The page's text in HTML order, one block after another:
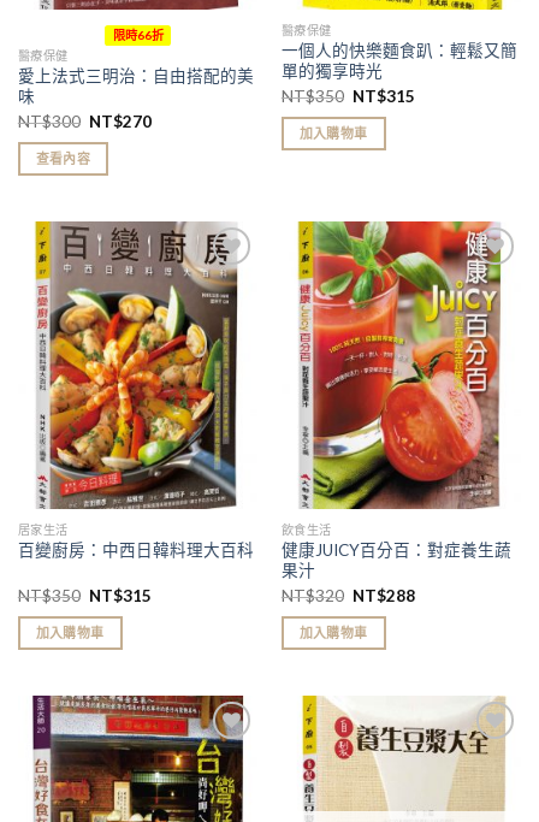
限時66折
醫療保健
愛上法式三明治：自由搭配的美
味
NT$300 NT$270
查看內容
醫療保健
一個人的快樂麵食趴：輕鬆又簡
單的獨享時光
NT$350 NT$315
加入購物車
加入
「願
望清
單」
居家生活
百變廚房：中西日韓料理大百科
NT$350 NT$315
加入購物車
加入
「願
望清
單」
飲食生活
健康JUICY百分百：對症養生蔬
果汁
NT$320 NT$288
加入購物車
加入
「願
望清
單」
加入
「願